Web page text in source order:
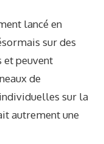
lancé en
sur des
et peuvent
de
sur la
autrement une